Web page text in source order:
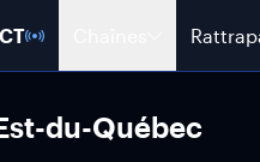
du-Québec